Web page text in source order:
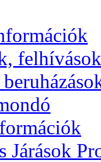
felhívások
Járások